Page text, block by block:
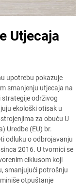
Utjecaja
upotrebu pokazuje
smanjenju utjecaja na
strategije održivog
ekološki otisak u
za obuću U
Uredbe (EU) br.
odluku o odbrojavanju
2016. U tvornici se
ciklusom koji
smanjujući potrošnju
otpuštanje